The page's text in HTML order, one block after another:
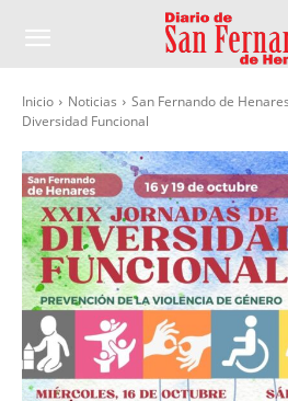
Inicio Noticias
San Fernando de
Diversidad Funcional